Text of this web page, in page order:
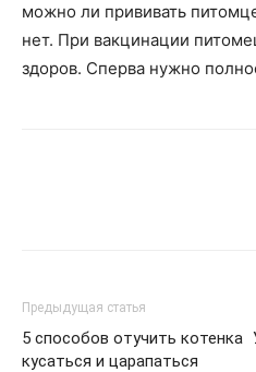
можно ли прививать
нет. При вакцинации
здоров. Сперва нужно
Предыдущая статья
5 способов отучить котенка
кусаться и царапаться